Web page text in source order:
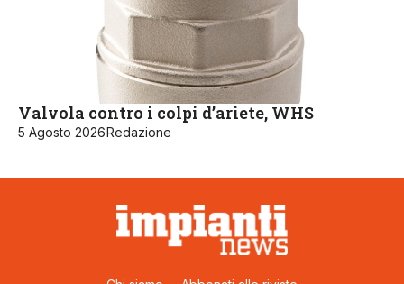
Valvola contro i colpi d’ariete, WHS
5 Agosto 2026Redazione